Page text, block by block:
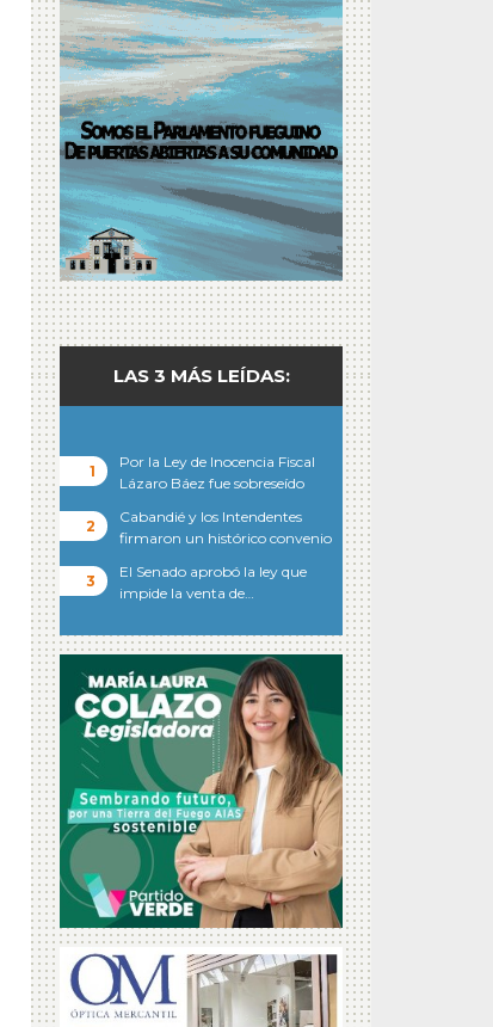
LAS 3 MÁS LEÍDAS:
Por la Ley de Inocencia Fiscal
Lázaro Báez fue sobreseído
Cabandié y los Intendentes
firmaron un histórico convenio
El Senado aprobó la ley que
impide la venta de…